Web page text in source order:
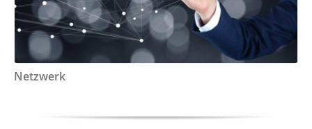
Netzwerk